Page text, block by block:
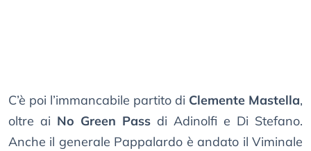
C’è poi l’immancabile partito di Clemente Mastella,
oltre ai No Green Pass di Adinolfi e Di Stefano.
Anche il generale Pappalardo è andato il Viminale